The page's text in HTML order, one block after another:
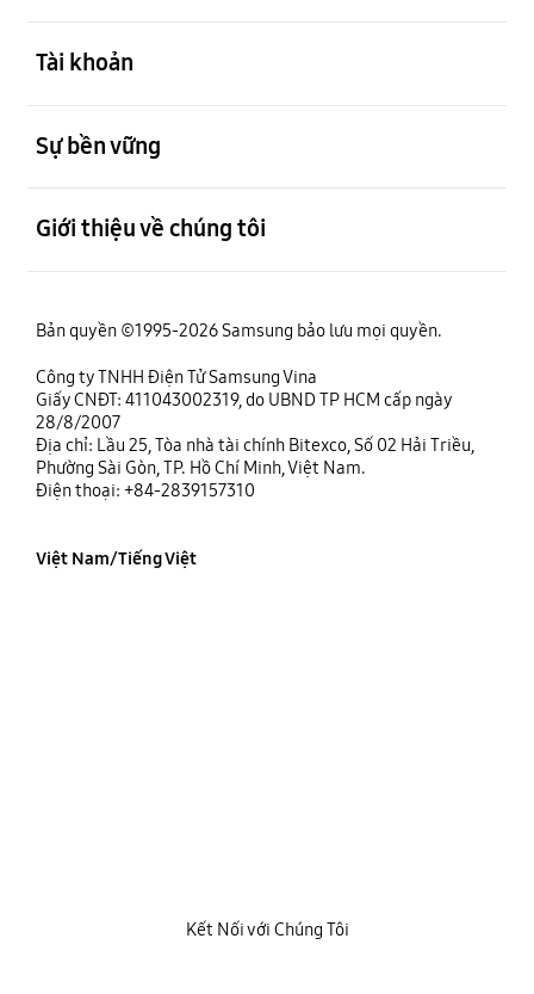
Tài khoản
Sự bền vững
Giới thiệu về chúng tôi
Bản quyền ©1995-2026 Samsung bảo lưu mọi quyền.
Công ty TNHH Điện Tử Samsung Vina
Giấy CNĐT: 411043002319, do UBND TP HCM cấp ngày
28/8/2007
Địa chỉ: Lầu 25, Tòa nhà tài chính Bitexco, Số 02 Hải Triều,
Phường Sài Gòn, TP. Hồ Chí Minh, Việt Nam.
Điện thoại: +84-2839157310
Việt Nam/Tiếng Việt
Kết Nối với Chúng Tôi